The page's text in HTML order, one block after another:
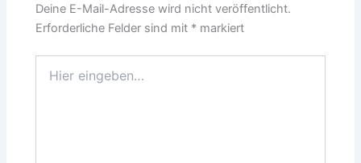
Deine E-Mail-Adresse wird nicht veröffentlicht.
Erforderliche Felder sind mit * markiert
eingeben…